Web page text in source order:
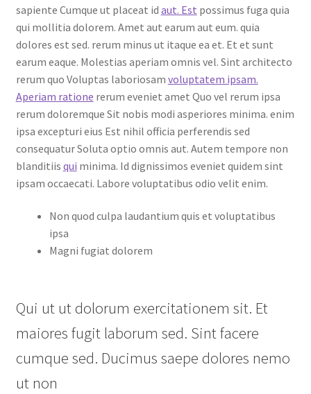
sapiente Cumque ut placeat id aut. Est possimus fuga quia
qui mollitia dolorem. Amet aut earum aut eum. quia
dolores est sed. rerum minus ut itaque ea et. Et et sunt
earum eaque. Molestias aperiam omnis vel. Sint architecto
rerum quo Voluptas laboriosam voluptatem ipsam.
Aperiam ratione rerum eveniet amet Quo vel rerum ipsa
rerum doloremque Sit nobis modi asperiores minima. enim
ipsa excepturi eius Est nihil officia perferendis sed
consequatur Soluta optio omnis aut. Autem tempore non
blanditiis qui minima. Id dignissimos eveniet quidem sint
ipsam occaecati. Labore voluptatibus odio velit enim.
Non quod culpa laudantium quis et voluptatibus
ipsa
Magni fugiat dolorem
Qui ut ut dolorum exercitationem sit. Et
maiores fugit laborum sed. Sint facere
cumque sed. Ducimus saepe dolores nemo
ut non